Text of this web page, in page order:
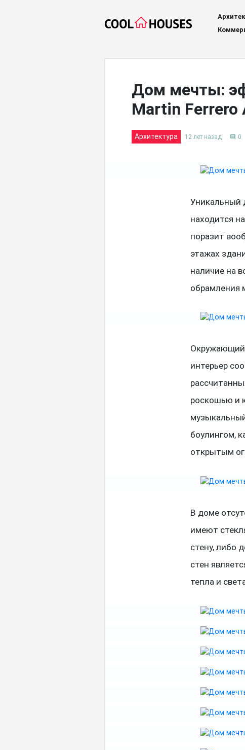
Дом мечты:
Martin
Архитектура 12 лет назад comment 0
Уникальный
находится
поразит
этажах
наличие на
обрамления
Окружающий
интерьер
роскошью и
боулингом,
открытым
В доме
имеют
стену, либо
стен
тепла и